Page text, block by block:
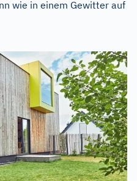
wie in einem Gewitter auf